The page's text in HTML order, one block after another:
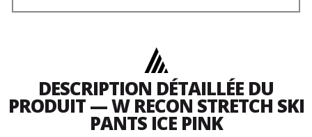
DESCRIPTION DÉTAILLÉE DU
PRODUIT — W RECON STRETCH SKI
PANTS ICE PINK